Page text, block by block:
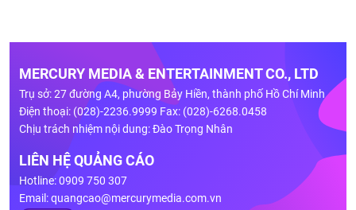
MERCURY MEDIA & ENTERTAINMENT CO., LTD
Trụ sở: 27 đường A4, phường Bảy Hiền, thành phố Hồ Chí Minh
Điện thoại: (028)-2236.9999 Fax: (028)-6268.0458
Chịu trách nhiệm nội dung: Đào Trọng Nhân
LIÊN HỆ QUẢNG CÁO
Hotline: 0909 750 307
Email:quangcao@mercurymedia.com.vn